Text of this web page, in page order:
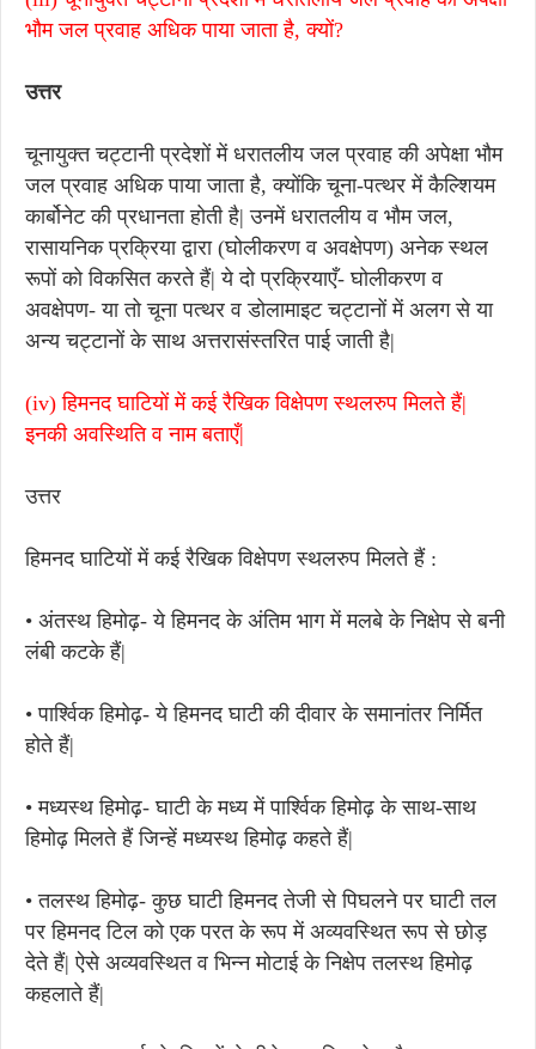
भौम जल प्रवाह अधिक पाया जाता है, क्यों?
उत्तर
चूनायुक्त चट्टानी प्रदेशों में धरातलीय जल प्रवाह की अपेक्षा भौम
जल प्रवाह अधिक पाया जाता है, क्योंकि चूना-पत्थर में कैल्शियम
कार्बोनेट की प्रधानता होती है| उनमें धरातलीय व भौम जल,
रासायनिक प्रक्रिया द्वारा (घोलीकरण व अवक्षेपण) अनेक स्थल
रूपों को विकसित करते हैं| ये दो प्रक्रियाएँ- घोलीकरण व
अवक्षेपण- या तो चूना पत्थर व डोलामाइट चट्टानों में अलग से या
अन्य चट्टानों के साथ अत्तरासंस्तरित पाई जाती है|
(iv) हिमनद घाटियों में कई रैखिक विक्षेपण स्थलरुप मिलते हैं|
इनकी अवस्थिति व नाम बताएँ|
उत्तर
हिमनद घाटियों में कई रैखिक विक्षेपण स्थलरुप मिलते हैं :
• अंतस्थ हिमोढ़- ये हिमनद के अंतिम भाग में मलबे के निक्षेप से बनी
लंबी कटके हैं|
• पार्श्विक हिमोढ़- ये हिमनद घाटी की दीवार के समानांतर निर्मित
होते हैं|
• मध्यस्थ हिमोढ़- घाटी के मध्य में पार्श्विक हिमोढ़ के साथ-साथ
हिमोढ़ मिलते हैं जिन्हें मध्यस्थ हिमोढ़ कहते हैं|
• तलस्थ हिमोढ़- कुछ घाटी हिमनद तेजी से पिघलने पर घाटी तल
पर हिमनद टिल को एक परत के रूप में अव्यवस्थित रूप से छोड़
देते हैं| ऐसे अव्यवस्थित व भिन्न मोटाई के निक्षेप तलस्थ हिमोढ़
कहलाते हैं|